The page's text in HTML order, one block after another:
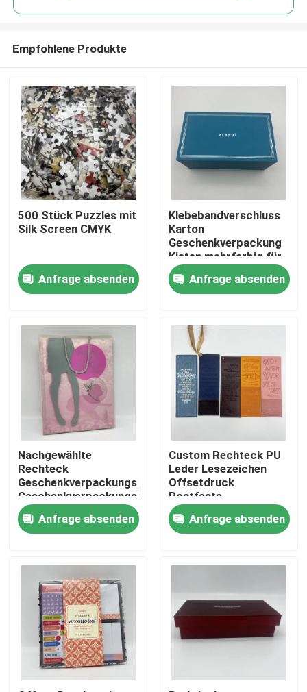
Haus
Produkte
Videos
Über uns
Ressource
Treten Sie mit uns in Verbindung
Fordern Sie ein Zitat
Kaffeetafelbuchdruckerei
Tarotkarten drucken
Empfohlene Produkte
500 Stück Puzzles mit
Silk Screen CMYK
Anfrage absenden
Klebebandverschluss
Karton
Geschenkverpackung
Kisten mehrfarbig für
Geschenkverpackung
Anfrage absenden
Nachgewählte
Rechteck
Geschenkverpackungskisten
Geschenkverpackungskisten
Glanz / Matte
Lamination
Anfrage absenden
Custom Rechteck PU
Leder Lesezeichen
Offsetdruck
Rostfeste
Anfrage absenden